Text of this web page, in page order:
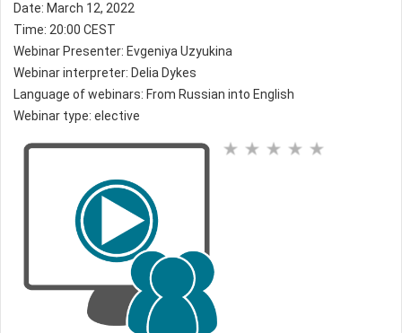
Date: March 12, 2022
Time: 20:00 CEST
Webinar Presenter: Evgeniya Uzyukina
Webinar interpreter: Delia Dykes
Language of webinars: From Russian into English
Webinar type: elective